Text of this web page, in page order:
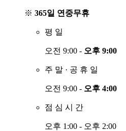
※ 365일 연중무휴
평 일
오전 9:00 - 오후 9:00
주 말 · 공 휴 일
오전 9:00 - 오후 4:00
점 심 시 간
오후 1:00 - 오후 2:00